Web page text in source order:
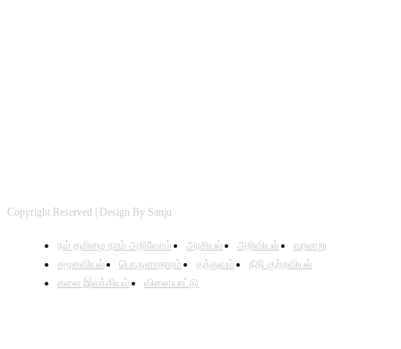
Copyright Reserved | Design By Sanju
நம் தமிழை நாம் அறிவோம் அரசியல் அறிவியல்
வரலாறு
சமூகவியல்
பொருளாதாரம் தத்துவம்
நீதி குற்றவியல்
கலை இலக்கியம்
விளையாட்டு